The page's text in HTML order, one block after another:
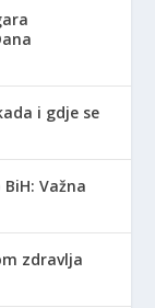
i gdje se
Važna
zdravlja